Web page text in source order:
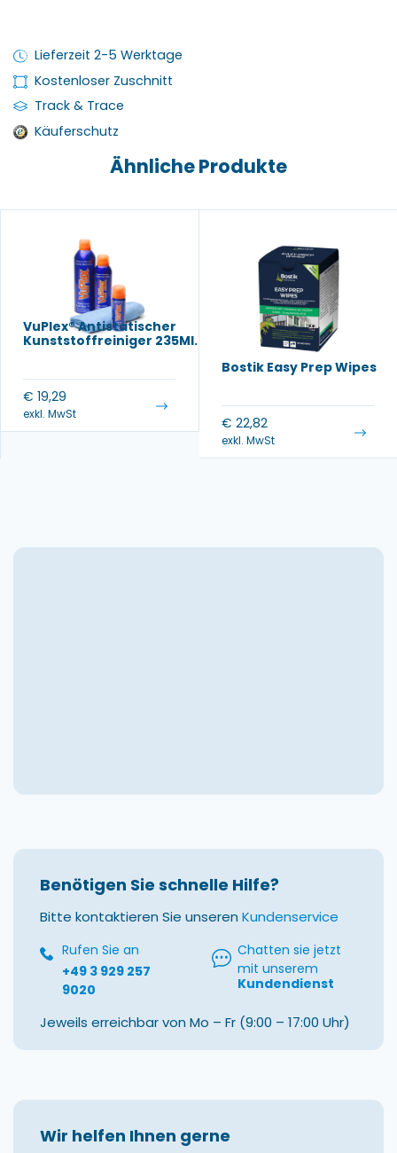
Lieferzeit 2-5 Werktage
Kostenloser Zuschnitt
Track & Trace
Käuferschutz
Ähnliche Produkte
VuPlex® Antistatischer
Kunststoffreiniger 235Ml.
€ 19,29
exkl. MwSt
Bostik Easy Prep Wipes
€ 22,82
exkl. MwSt
Benötigen Sie schnelle Hilfe?
Bitte kontaktieren Sie unseren Kundenservice
Rufen Sie an
+49 3 929 257
9020
Chatten sie jetzt
mit unserem
Kundendienst
Jeweils erreichbar von Mo – Fr (9:00 – 17:00 Uhr)
Wir helfen Ihnen gerne